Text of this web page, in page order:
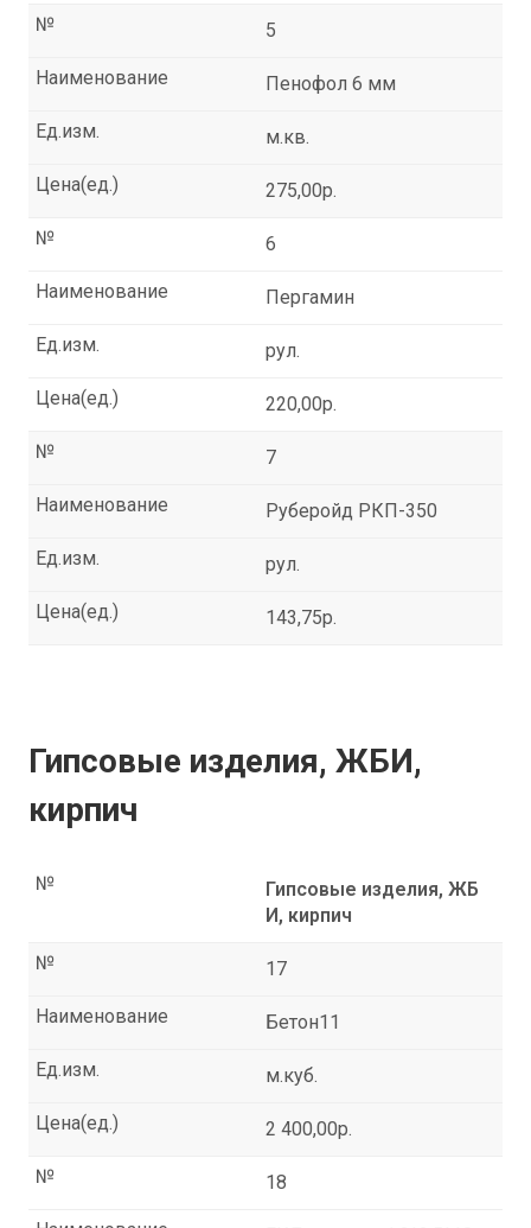
5
№
Пенофол 6 мм
Наименование
м.кв.
Ед.изм.
275,00р.
Цена(ед.)
6
№
Пергамин
Наименование
рул.
Ед.изм.
220,00р.
Цена(ед.)
7
№
Руберойд РКП-350
Наименование
рул.
Ед.изм.
143,75р.
Цена(ед.)
Гипсовые изделия, ЖБИ,
кирпич
Гипсовые изделия, ЖБ
И, кирпич
№
17
№
Бетон11
Наименование
м.куб.
Ед.изм.
2 400,00р.
Цена(ед.)
18
№